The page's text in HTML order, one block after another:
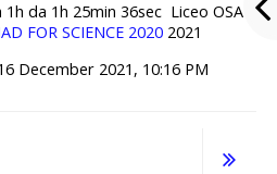
da 1h 25min 36sec Liceo OSA
FOR SCIENCE 20202021
December 2021, 10:16 PM